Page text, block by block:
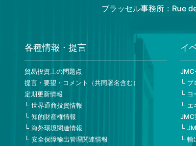
貿易保険委員会(332k
三
貿
西
エマージング市場委員会(
株
産
中
ブラッセル事務所：Rue
各種情報・提言
貿易投資上の問題点
提言・要望・コメント（共同署名含む）
定期更新情報
世界通商投資情報
知的財産権情報
海外環境関連情報
安全保障輸出管理関連情報
イ
JMC
プ
ヨ
エ
JMC
輸